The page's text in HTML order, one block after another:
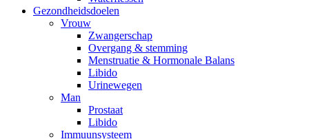
Gezondheidsdoelen
Vrouw
Zwangerschap
Overgang & stemming
Menstruatie & Hormonale Balans
Libido
Urinewegen
Man
Prostaat
Libido
Immuunsysteem